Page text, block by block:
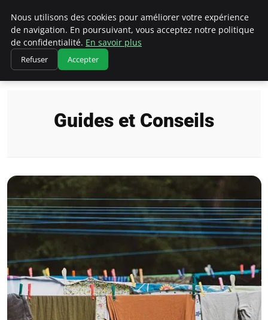
Chasseur De Tête
Accueil Guides et Conseils
Guides et Conseils
Nous utilisons des cookies pour améliorer votre expérience
de navigation. En poursuivant, vous acceptez notre politique
de confidentialité. En savoir plus
Refuser Accepter